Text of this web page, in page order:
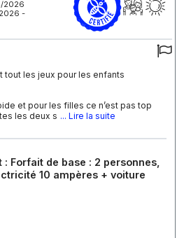
2026
-
tout les jeux pour les enfants
et pour les filles ce n’est pas top
les deux s ... Lire la suite
Forfait de base : 2 personnes,
10 ampères + voiture